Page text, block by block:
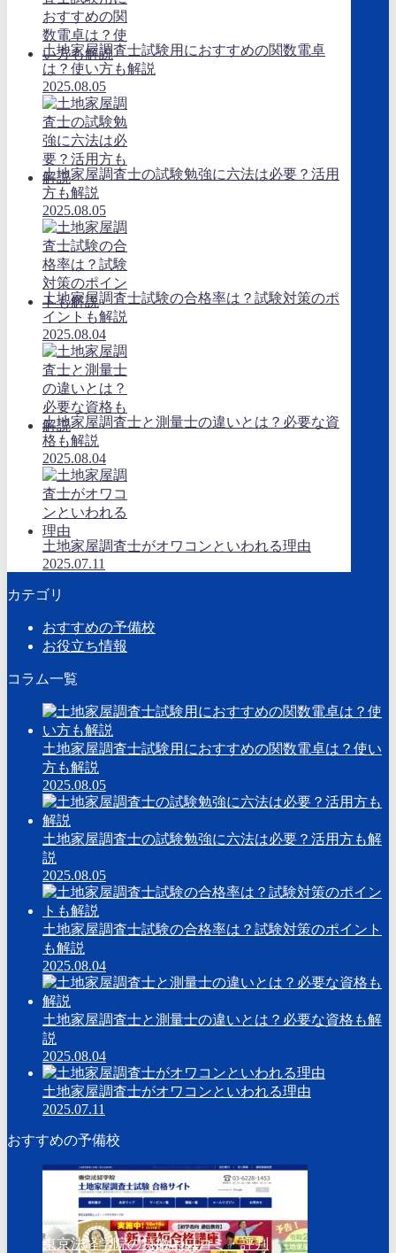
土地家屋調査士試験用におすすめの関数電卓
は？使い方も解説
2025.08.05
土地家屋調査士の試験勉強に六法は必要？活用
方も解説
2025.08.05
土地家屋調査士試験の合格率は？試験対策のポ
イントも解説
2025.08.04
土地家屋調査士と測量士の違いとは？必要な資
格も解説
2025.08.04
土地家屋調査士がオワコンといわれる理由
2025.07.11
カテゴリ
おすすめの予備校
お役立ち情報
コラム一覧
土地家屋調査士試験用におすすめの関数電卓は？使い
方も解説
2025.08.05
土地家屋調査士の試験勉強に六法は必要？活用方も解
説
2025.08.05
土地家屋調査士試験の合格率は？試験対策のポイント
も解説
2025.08.04
土地家屋調査士と測量士の違いとは？必要な資格も解
説
2025.08.04
土地家屋調査士がオワコンといわれる理由
2025.07.11
おすすめの予備校
東京法経学院の特徴と口コミ・評判